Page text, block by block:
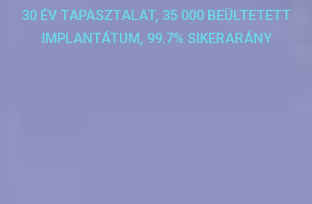
30 ÉV TAPASZTALAT, 35 000 BEÜLTETETT
IMPLANTÁTUM, 99.7% SIKERARÁNY